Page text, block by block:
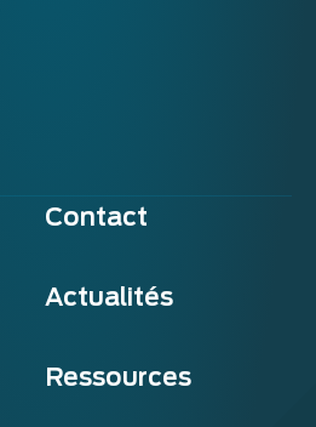
Contact
Actualités
Ressources